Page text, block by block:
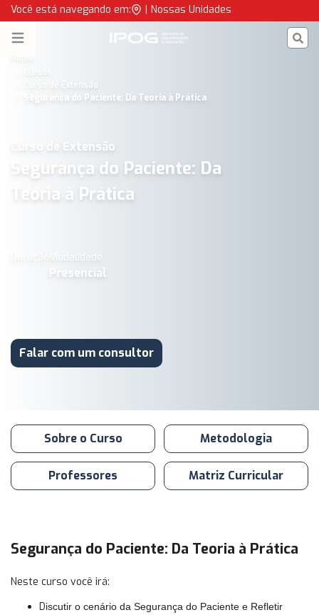
Você está navegando em: | Nossas Unidades
Open menu IPOG
Curso de Extensão
Segurança do Paciente: Da Teoria à Prática
Curso de Extensão
Segurança do Paciente: Da
Teoria à Prática
Modalidade
Presencial
Falar com um consultor
Sobre o Curso Metodologia
Professores Matriz Curricular
Segurança do Paciente: Da Teoria à Prática
Neste curso você irá:
Discutir o cenário da Segurança do Paciente e Refletir
Segurança do Paciente | IPOG